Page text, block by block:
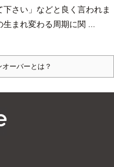
下さい」などと良く言われま
まれ変わる周期に関 ...
ーバーとは？